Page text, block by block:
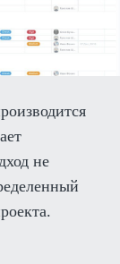
не